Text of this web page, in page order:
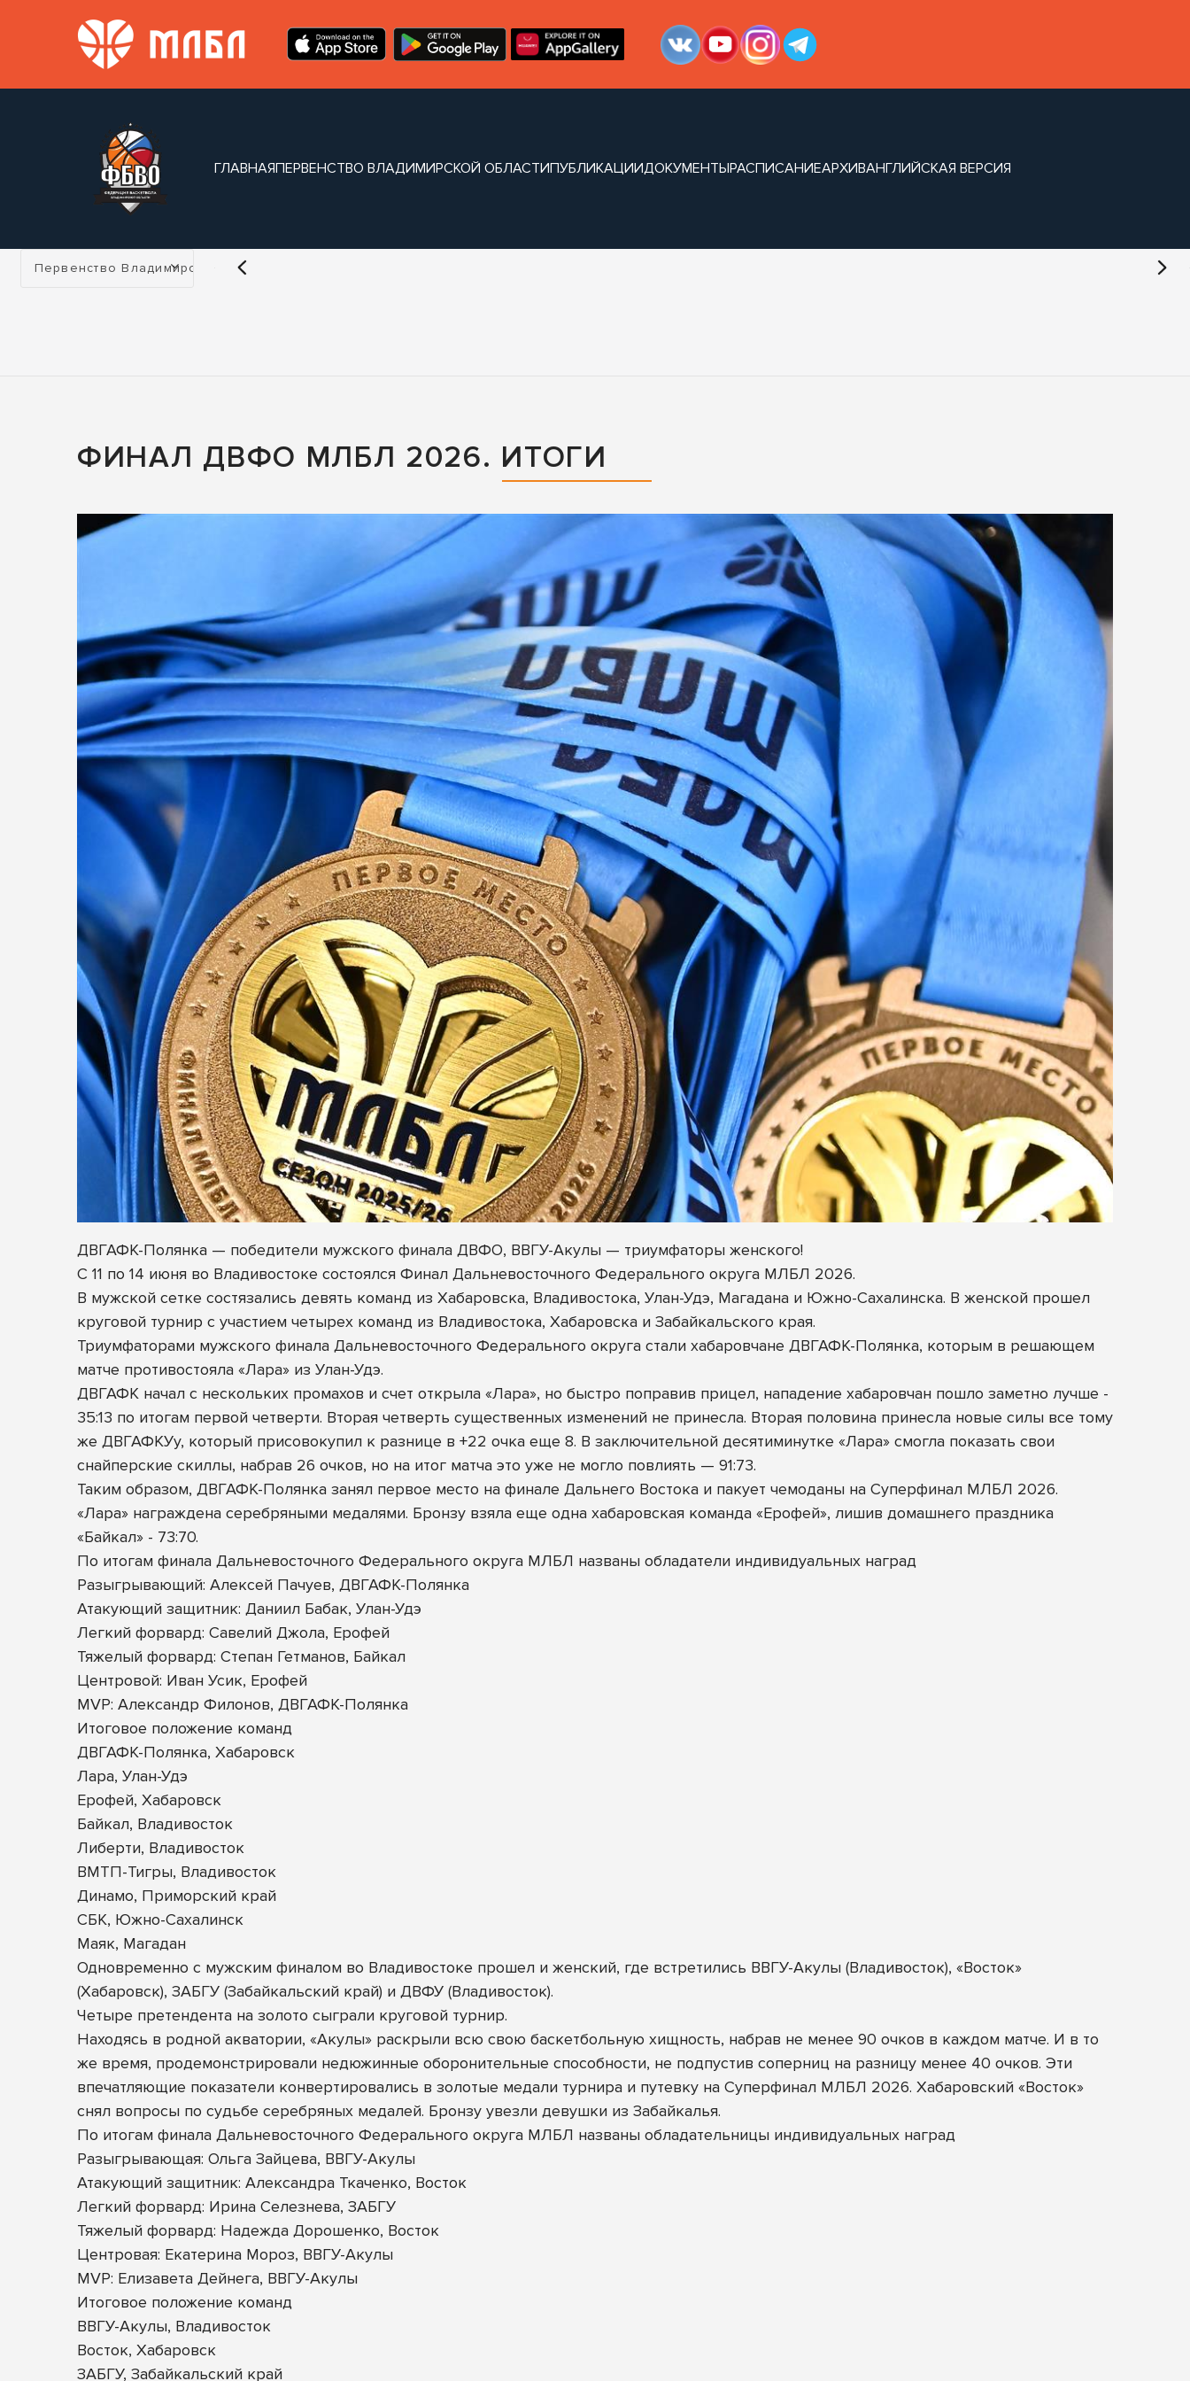
ГЛАВНАЯПЕРВЕНСТВО ВЛАДИМИРСКОЙ ОБЛАСТИПУБЛИКАЦИИДОКУМЕНТЫРАСПИСАНИЕАРХИВАНГЛИЙСКАЯ ВЕРСИЯ
Турнир:
Первенство Владимирской области
ФИНАЛ ДВФО МЛБЛ 2026. ИТОГИ
ДВГАФК-Полянка — победители мужского финала ДВФО, ВВГУ-Акулы — триумфаторы женского!
С 11 по 14 июня во Владивостоке состоялся Финал Дальневосточного Федерального округа МЛБЛ 2026.
В мужской сетке состязались девять команд из Хабаровска, Владивостока, Улан-Удэ, Магадана и Южно-Сахалинска. В женской прошел
круговой турнир с участием четырех команд из Владивостока, Хабаровска и Забайкальского края.
Триумфаторами мужского финала Дальневосточного Федерального округа стали хабаровчане ДВГАФК-Полянка, которым в решающем
матче противостояла «Лара» из Улан-Удэ.
ДВГАФК начал с нескольких промахов и счет открыла «Лара», но быстро поправив прицел, нападение хабаровчан пошло заметно лучше -
35:13 по итогам первой четверти. Вторая четверть существенных изменений не принесла. Вторая половина принесла новые силы все тому
же ДВГАФКУу, который присовокупил к разнице в +22 очка еще 8. В заключительной десятиминутке «Лара» смогла показать свои
снайперские скиллы, набрав 26 очков, но на итог матча это уже не могло повлиять — 91:73.
Таким образом, ДВГАФК-Полянка занял первое место на финале Дальнего Востока и пакует чемоданы на Суперфинал МЛБЛ 2026.
«Лара» награждена серебряными медалями. Бронзу взяла еще одна хабаровская команда «Ерофей», лишив домашнего праздника
«Байкал» - 73:70.
По итогам финала Дальневосточного Федерального округа МЛБЛ названы обладатели индивидуальных наград
Разыгрывающий: Алексей Пачуев, ДВГАФК-Полянка
Атакующий защитник: Даниил Бабак, Улан-Удэ
Легкий форвард: Савелий Джола, Ерофей
Тяжелый форвард: Степан Гетманов, Байкал
Центровой: Иван Усик, Ерофей
MVP: Александр Филонов, ДВГАФК-Полянка
Итоговое положение команд
ДВГАФК-Полянка, Хабаровск
Лара, Улан-Удэ
Ерофей, Хабаровск
Байкал, Владивосток
Либерти, Владивосток
ВМТП-Тигры, Владивосток
Динамо, Приморский край
СБК, Южно-Сахалинск
Маяк, Магадан
Одновременно с мужским финалом во Владивостоке прошел и женский, где встретились ВВГУ-Акулы (Владивосток), «Восток»
(Хабаровск), ЗАБГУ (Забайкальский край) и ДВФУ (Владивосток).
Четыре претендента на золото сыграли круговой турнир.
Находясь в родной акватории, «Акулы» раскрыли всю свою баскетбольную хищность, набрав не менее 90 очков в каждом матче. И в то
же время, продемонстрировали недюжинные оборонительные способности, не подпустив соперниц на разницу менее 40 очков. Эти
впечатляющие показатели конвертировались в золотые медали турнира и путевку на Суперфинал МЛБЛ 2026. Хабаровский «Восток»
снял вопросы по судьбе серебряных медалей. Бронзу увезли девушки из Забайкалья.
По итогам финала Дальневосточного Федерального округа МЛБЛ названы обладательницы индивидуальных наград
Разыгрывающая: Ольга Зайцева, ВВГУ-Акулы
Атакующий защитник: Александра Ткаченко, Восток
Легкий форвард: Ирина Селезнева, ЗАБГУ
Тяжелый форвард: Надежда Дорошенко, Восток
Центровая: Екатерина Мороз, ВВГУ-Акулы
MVP: Елизавета Дейнега, ВВГУ-Акулы
Итоговое положение команд
ВВГУ-Акулы, Владивосток
Восток, Хабаровск
ЗАБГУ, Забайкальский край